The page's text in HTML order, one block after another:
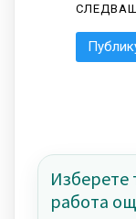
Изберете
работа